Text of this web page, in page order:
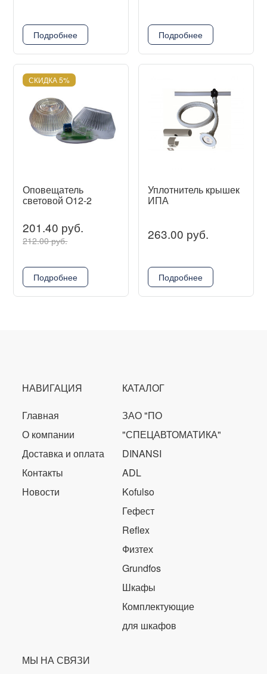
Подробнее Подробнее
СКИДКА 5%
Оповещатель
световой О12-2
201.40 руб.
212.00 руб.
Подробнее
Уплотнитель крышек
ИПА
263.00 руб.
Подробнее
НАВИГАЦИЯ
Главная
О компании
Доставка и оплата
Контакты
Новости
КАТАЛОГ
ЗАО "ПО
"СПЕЦАВТОМАТИКА"
DINANSI
ADL
Kofulso
Гефест
Reflex
Физтех
Grundfos
Шкафы
Комплектующие
для шкафов
МЫ НА СВЯЗИ